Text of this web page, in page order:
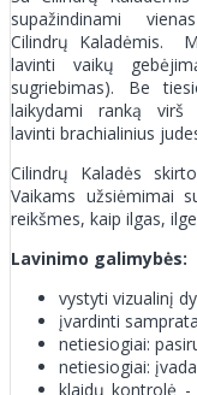
supažindinami
Cilindrų Kaladėmis.
lavinti vaikų
sugriebimas). Be
laikydami ranką
lavinti brachialinius
Cilindrų Kaladės
Vaikams užsiėmimai
reikšmes, kaip ilgas,
Lavinimo galimybės:
vystyti vizualinį
įvardinti
netiesiogiai:
netiesiogiai:
klaidų kontrolė -